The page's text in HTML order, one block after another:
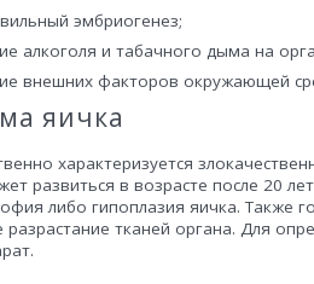
эмбриогенез;
алкоголя и табачного дыма на
внешних факторов окружающей
яичка
характеризуется
развиться в возрасте после 20
либо гипоплазия яичка. Также
тканей органа. Для